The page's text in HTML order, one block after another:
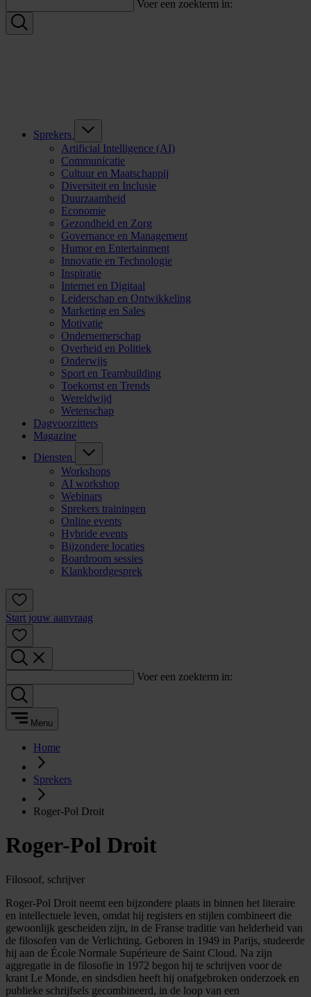
Voer een zoekterm in:
Sprekers
Artificial Intelligence (AI)
Communicatie
Cultuur en Maatschappij
Diversiteit en Inclusie
Duurzaamheid
Economie
Gezondheid en Zorg
Governance en Management
Humor en Entertainment
Innovatie en Technologie
Inspiratie
Internet en Digitaal
Leiderschap en Ontwikkeling
Marketing en Sales
Motivatie
Ondernemerschap
Overheid en Politiek
Onderwijs
Sport en Teambuilding
Toekomst en Trends
Wereldwijd
Wetenschap
Dagvoorzitters
Magazine
Diensten
Workshops
AI workshop
Webinars
Sprekers trainingen
Online events
Hybride events
Bijzondere locaties
Boardroom sessies
Klankbordgesprek
Start jouw aanvraag
Voer een zoekterm in:
Menu
Home
Sprekers
Roger-Pol Droit
Roger-Pol Droit
Filosoof, schrijver
Roger-Pol Droit neemt een bijzondere plaats in binnen het literaire
en intellectuele leven, omdat hij registers en stijlen combineert die
gewoonlijk gescheiden zijn, in de Franse traditie van helderheid van
de filosofen van de Verlichting. Geboren in 1949 in Parijs, studeerde
hij aan de École Normale Supérieure de Saint Cloud. Na zijn
aggregatie in de filosofie in 1972 begon hij te schrijven voor de
krant Le Monde, en sindsdien heeft hij onafgebroken onderzoek en
publieke schrijfsels gecombineerd, in de loop van een